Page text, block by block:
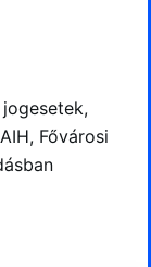
Fővárosi